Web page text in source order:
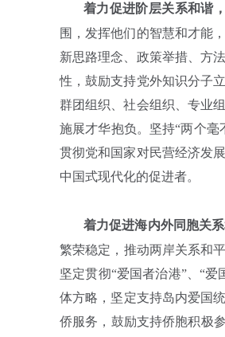
着力促进阶层关系和谐
围，发挥他们的智慧和才能
新思路理念、政策举措、方
性，鼓励支持党外知识分子
群团组织、社会组织、专业
施展才华抱负。坚持“两个
贯彻党和国家对民营经济发
中国式现代化的促进者。
着力促进海内外同胞关
繁荣稳定，推动两岸关系和
坚定贯彻“爱国者治港”、“
体方略，坚定支持岛内爱国
侨服务，鼓励支持侨胞积极